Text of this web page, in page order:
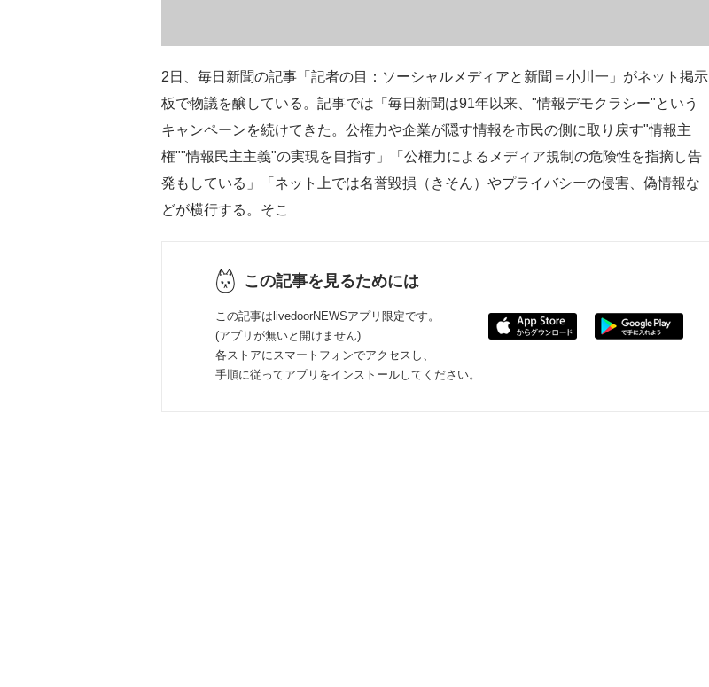
2日、毎日新聞の記事「記者の目：ソーシャルメディアと新聞＝小川一」がネット掲示
板で物議を醸している。記事では「毎日新聞は91年以来、"情報デモクラシー"という
キャンペーンを続けてきた。公権力や企業が隠す情報を市民の側に取り戻す"情報主
権""情報民主主義"の実現を目指す」「公権力によるメディア規制の危険性を指摘し告
発もしている」「ネット上では名誉毀損（きそん）やプライバシーの侵害、偽情報な
どが横行する。そこ
この記事を見るためには
この記事はlivedoorNEWSアプリ限定です。
(アプリが無いと開けません)
各ストアにスマートフォンでアクセスし、
手順に従ってアプリをインストールしてください。